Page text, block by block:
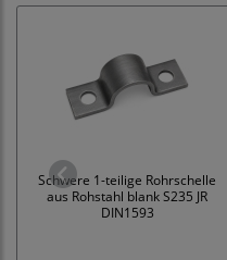
Schwere 1-teilige Rohrschelle
aus Rohstahl blank S235 JR
DIN1593